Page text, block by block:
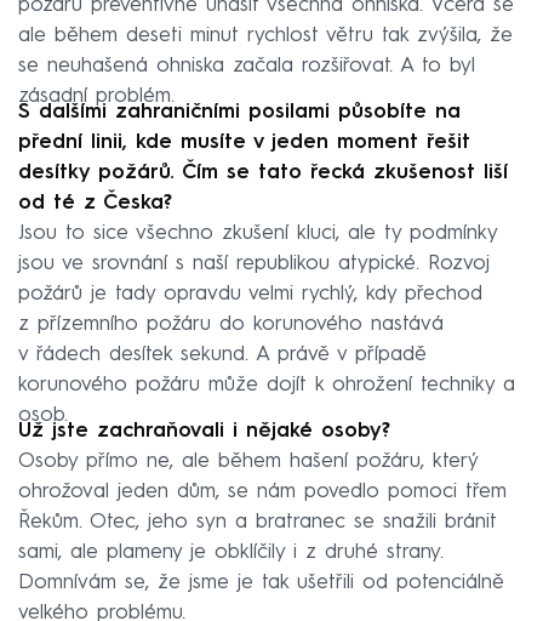
požáru preventivně uhasit všechna ohniska. Včera se
ale během deseti minut rychlost větru tak zvýšila, že
se neuhašená ohniska začala rozšiřovat. A to byl
zásadní problém.
S dalšími zahraničními posilami působíte na
přední linii, kde musíte v jeden moment řešit
desítky požárů. Čím se tato řecká zkušenost liší
od té z Česka?
Jsou to sice všechno zkušení kluci, ale ty podmínky
jsou ve srovnání s naší republikou atypické. Rozvoj
požárů je tady opravdu velmi rychlý, kdy přechod
z přízemního požáru do korunového nastává
v řádech desítek sekund. A právě v případě
korunového požáru může dojít k ohrožení techniky a
osob.
Už jste zachraňovali i nějaké osoby?
Osoby přímo ne, ale během hašení požáru, který
ohrožoval jeden dům, se nám povedlo pomoci třem
Řekům. Otec, jeho syn a bratranec se snažili bránit
sami, ale plameny je obklíčily i z druhé strany.
Domnívám se, že jsme je tak ušetřili od potenciálně
velkého problému.